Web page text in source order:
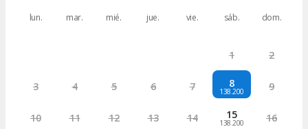
lun. mar. mié. jue. vie. sáb. dom.
1 2
3 4 5 6 7 8
138.200 9
10 11 12 13 14 15
138.200 16